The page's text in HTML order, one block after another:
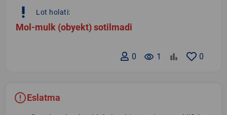
priority_high Lot holati:
Mol-mulk (obyekt) sotilmadi
0
remove_red_eye 1
0
Eslatma